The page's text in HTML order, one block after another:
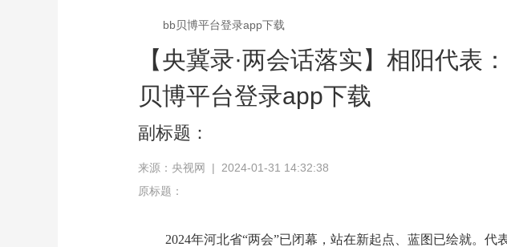
bb贝博平台登录app下载
【央冀录·两会话落实】相阳代表
贝博平台登录app下载
副标题：
来源：央视网 | 2024-01-31 14:32:38
原标题：
2024年河北省“两会”已闭幕，站在新起点、蓝图已绘就。